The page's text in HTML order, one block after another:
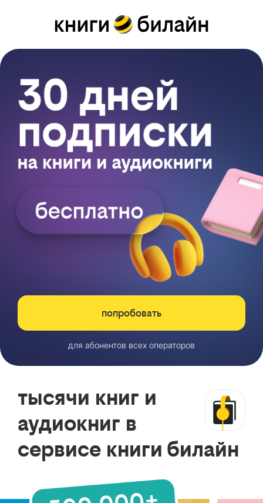
попробовать
для абонентов всех операторов
тысячи книг и
аудиокниг в
сервисе книги билайн